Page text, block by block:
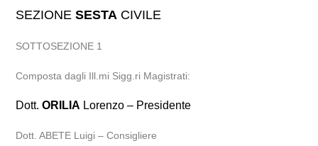
SEZIONESESTA CIVILE
SOTTOSEZIONE 1
Composta dagli Ill.mi Sigg.ri Magistrati:
Dott.ORILIA Lorenzo – Presidente
Dott. ABETE Luigi – Consigliere